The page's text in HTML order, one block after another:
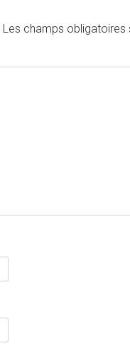
Les champs obligatoires